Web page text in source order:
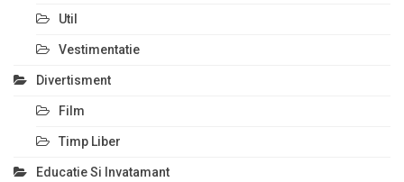
Util
Vestimentatie
Divertisment
Film
Timp Liber
Educatie Si Invatamant